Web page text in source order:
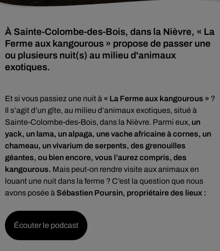
À Sainte-Colombe-des-Bois, dans la Nièvre, « La
Ferme aux kangourous » propose de passer une
ou plusieurs nuit(s) au milieu d'animaux
exotiques.
Et si vous passiez une nuit à « La Ferme aux kangourous » ?
Il s’agit d’un gîte, au milieu d’animaux exotiques, situé à
Sainte-Colombe-des-Bois, dans la Nièvre. Parmi eux, un
yack, un lama, un alpaga, une vache africaine à cornes, un
chameau, un vivarium de serpents, des grenouilles
géantes, ou bien encore, vous l’aurez compris, des
kangourous. Mais peut-on rendre visite aux animaux en
louant une nuit dans la ferme ? C’est la question que nous
avons posée à Sébastien Poursin, propriétaire des lieux :
Écouter le podcast